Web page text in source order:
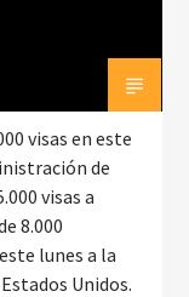
visas en este
de
visas a
8.000
lunes a la
Unidos.